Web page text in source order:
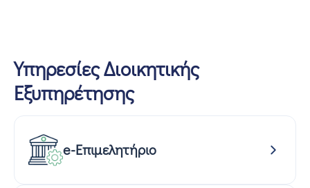
Υπηρεσίες Διοικητικής
Εξυπηρέτησης
e-Επιμελητήριο